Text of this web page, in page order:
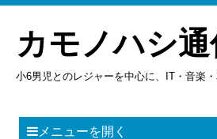
カモノハシ通
小6男児とのレジャーを中心に、IT・音楽
メニューを開く